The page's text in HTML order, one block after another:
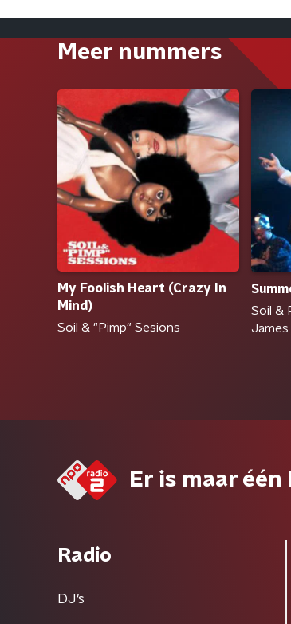
Meer nummers
My Foolish Heart (Crazy In
Mind)
Soil & "Pimp" Sesions
Soil &
James
Er is maar één
Radio
DJ’s